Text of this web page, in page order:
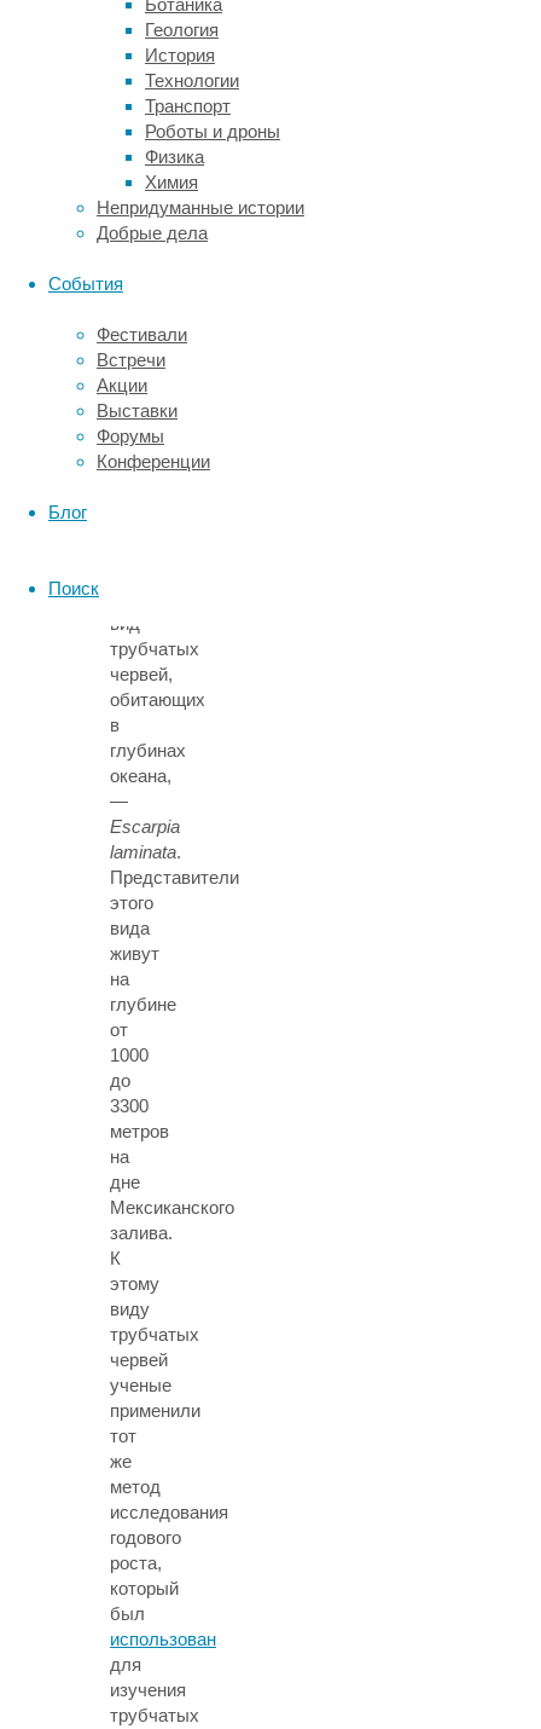
Ботаника
Геология
История
Технологии
Транспорт
Роботы и дроны
Физика
Химия
Непридуманные истории
Добрые дела
События
Фестивали
Встречи
Акции
Выставки
Форумы
Конференции
Блог
Поиск
долголетия,
поэтому
трубчатые
черви,
частности
представители
Lamellibrachia
luymesi
жить
до
лет.
вид
трубчатых
червей,
обитающих
в
глубинах
океана,
—
Escarpia
laminata.
Представители
этого
вида
живут
на
глубине
от
1000
до
3300
метров
на
дне
Мексиканского
залива.
К
этому
виду
трубчатых
червей
ученые
применили
тот
же
метод
исследования
годового
роста,
который
был
использован
для
изучения
трубчатых